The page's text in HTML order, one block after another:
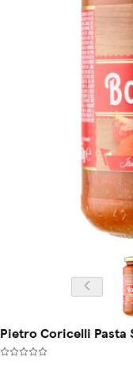
Pietro Coricelli Pasta